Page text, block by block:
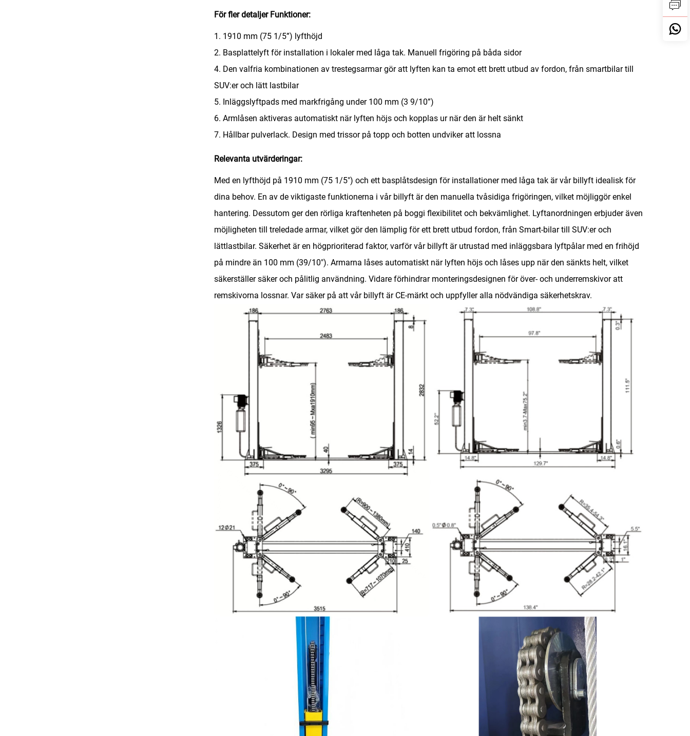
För fler detaljer Funktioner:
1. 1910 mm (75 1/5”) lyfthöjd
2. Basplattelyft för installation i lokaler med låga tak. Manuell frigöring på båda sidor
4. Den valfria kombinationen av trestegsarmar gör att lyften kan ta emot ett brett utbud av fordon, från smartbilar till
SUV:er och lätt lastbilar
5. Inläggslyftpads med markfrigång under 100 mm (3 9/10”)
6. Armlåsen aktiveras automatiskt när lyften höjs och kopplas ur när den är helt sänkt
7. Hållbar pulverlack. Design med trissor på topp och botten undviker att lossna
Relevanta utvärderingar:
Med en lyfthöjd på 1910 mm (75 1/5") och ett basplåtsdesign för installationer med låga tak är vår billyft idealisk för
dina behov. En av de viktigaste funktionerna i vår billyft är den manuella tvåsidiga frigöringen, vilket möjliggör enkel
hantering. Dessutom ger den rörliga kraftenheten på boggi flexibilitet och bekvämlighet. Lyftanordningen erbjuder även
möjligheten till treledade armar, vilket gör den lämplig för ett brett utbud fordon, från Smart-bilar till SUV:er och
lättlastbilar. Säkerhet är en högprioriterad faktor, varför vår billyft är utrustad med inläggsbara lyftpålar med en frihöjd
på mindre än 100 mm (39/10"). Armarna låses automatiskt när lyften höjs och låses upp när den sänkts helt, vilket
säkerställer säker och pålitlig användning. Vidare förhindrar monteringsdesignen för över- och underremskivor att
remskivorna lossnar. Var säker på att vår billyft är CE-märkt och uppfyller alla nödvändiga säkerhetskrav.